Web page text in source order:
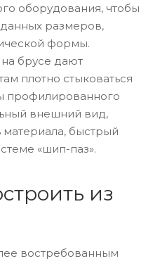
оборудования, чтобы
размеров,
формы.
брусе дают
плотно стыковаться
профилированного
внешний вид,
материала, быстрый
«шип-паз».
из
востребованным